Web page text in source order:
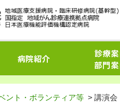
ント・ボランティア等 > 講演会